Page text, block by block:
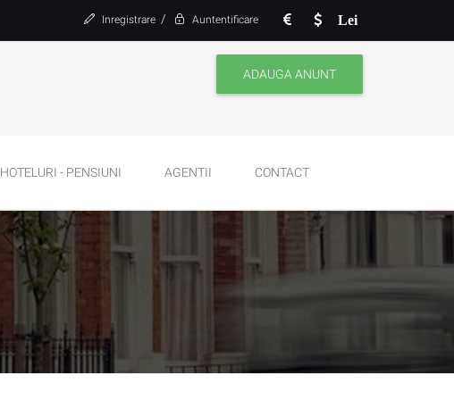
Lei
Inregistrare / Auntentificare
ADAUGA ANUNT
HOTELURI - PENSIUNI AGENTII CONTACT